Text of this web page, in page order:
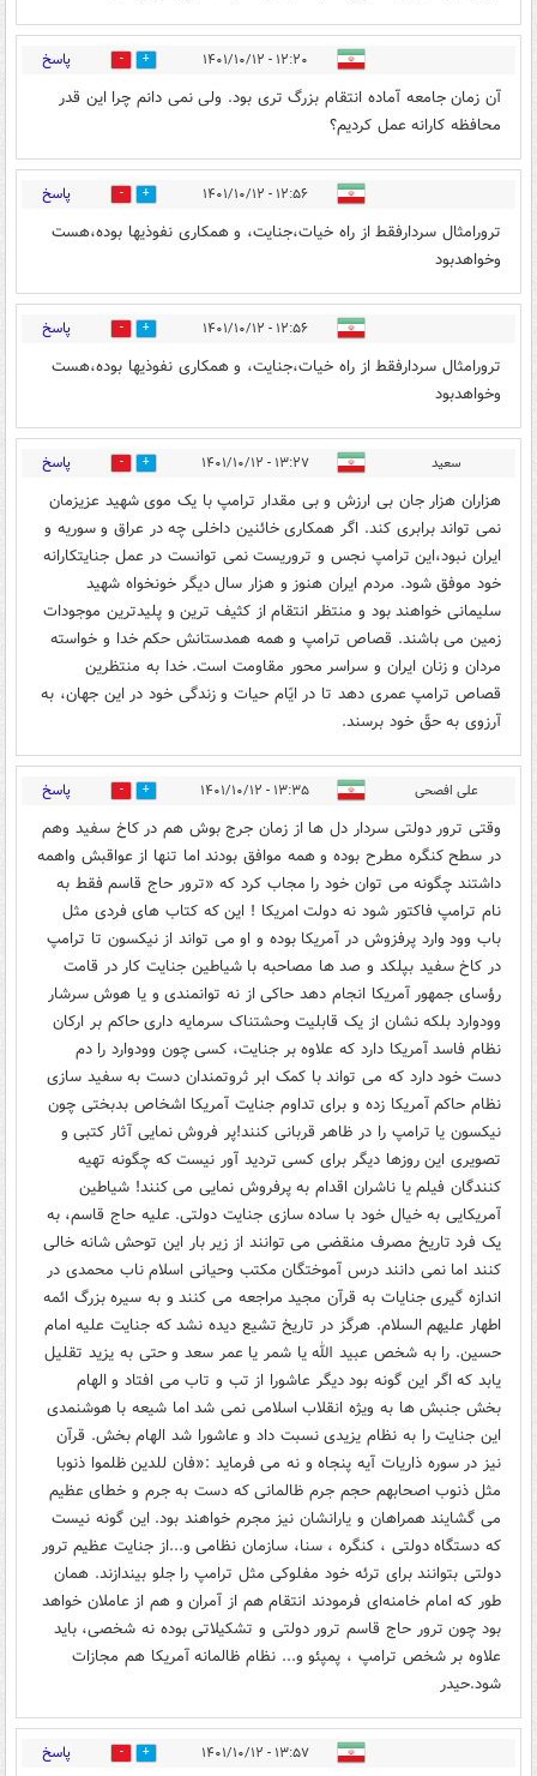
۱۲:۲۰ - ۱۴۰۱/۱۰/۱۲ 3 پاسخ
آن زمان جامعه آماده انتقام بزرگ تری بود. ولی نمی دانم چرا این قدر
محافظه کارانه عمل کردیم؟
۱۲:۵۶ - ۱۴۰۱/۱۰/۱۲ 2 پاسخ
ترورامثال سردارفقط از راه خیات،جنایت، و همکاری نفوذیها بوده،هست
وخواهدبود
۱۲:۵۶ - ۱۴۰۱/۱۰/۱۲ 2 پاسخ
ترورامثال سردارفقط از راه خیات،جنایت، و همکاری نفوذیها بوده،هست
وخواهدبود
سعید ۱۳:۲۷ - ۱۴۰۱/۱۰/۱۲ 0 پاسخ
هزاران هزار جان بی ارزش و بی مقدار ترامپ با یک موی شهید عزیزمان
نمی تواند برابری کند. اگر همکاری خائنین داخلی چه در عراق و سوریه و
ایران نبود،این ترامپ نجس و تروریست نمی توانست در عمل جنایتکارانه
خود موفق شود. مردم ایران هنوز و هزار سال دیگر خونخواه شهید
سلیمانی خواهند بود و منتظر انتقام از کثیف ترین و پلیدترین موجودات
زمین می باشند. قصاص ترامپ و همه همدستانش حکم خدا و خواسته
مردان و زنان ایران و سراسر محور مقاومت است. خدا به منتظرین
قصاص ترامپ عمری دهد تا در ایّام حیات و زندگی خود در این جهان، به
آرزوی به حقّ خود برسند.
علی افصحی ۱۳:۳۵ - ۱۴۰۱/۱۰/۱۲ 2 پاسخ
وقتی ترور دولتی سردار دل ها از زمان جرج بوش هم در کاخ سفید وهم
در سطح کنگره مطرح بوده و همه موافق بودند اما تنها از عواقبش واهمه
داشتند چگونه می توان خود را مجاب کرد که «ترور حاج قاسم فقط به
نام ترامپ فاکتور شود نه دولت امریکا ! این که کتاب های فردی مثل
باب وود وارد پرفزوش در آمریکا بوده و او می تواند از نیکسون تا ترامپ
در کاخ سفید بپلکد و صد ها مصاحبه با شیاطین جنایت کار در قامت
رؤسای جمهور آمریکا انجام دهد حاکی از نه توانمندی و یا هوش سرشار
وودوارد بلکه نشان از یک قابلیت وحشتناک سرمایه داری حاکم بر ارکان
نظام فاسد آمریکا دارد که علاوه بر جنایت، کسی چون وودوارد را دم
دست خود دارد که می تواند با کمک ابر ثروتمندان دست به سفید سازی
نظام حاکم آمریکا زده و برای تداوم جنایت آمریکا اشخاص بدبختی چون
نیکسون یا ترامپ را در ظاهر قربانی کنند!پر فروش نمایی آثار کتبی و
تصویری این روزها دیگر برای کسی تردید آور نیست که چگونه تهیه
کنندگان فیلم یا ناشران اقدام به پرفروش نمایی می کنند! شیاطین
آمریکایی به خیال خود با ساده سازی جنایت دولتی. علیه حاج قاسم، به
یک فرد تاریخ مصرف منقضی می توانند از زیر بار این توحش شانه خالی
کنند اما نمی دانند درس آموختگان مکتب وحیانی اسلام ناب محمدی در
اندازه گیری جنایات به قرآن مجید مراجعه می کنند و به سیره بزرگ ائمه
اطهار علیهم السلام. هرگز در تاریخ تشیع دیده نشد که جنایت علیه امام
حسین. را به شخص عبید الله یا شمر یا عمر سعد و حتی به یزید تقلیل
یابد که اگر این گونه بود دیگر عاشورا از تب و تاب می افتاد و الهام
بخش جنبش ها به ویژه انقلاب اسلامی نمی شد اما شیعه با هوشنمدی
این جنایت را به نظام یزیدی نسبت داد و عاشورا شد الهام بخش. قرآن
نیز در سوره ذاریات آیه پنجاه و نه می فرماید :«فان للدین ظلموا ذنوبا
مثل ذنوب اصحابهم حجم جرم ظالمانی که دست به جرم و خطای عظیم
می گشایند همراهان و یارانشان نیز مجرم خواهند بود. این گونه نیست
که دستگاه دولتی ، کنگره ، سنا، سازمان نظامی و...از جنایت عظیم ترور
دولتی بتوانند برای ترئه خود مفلوکی مثل ترامپ را جلو بیندازند. همان
طور که امام خامنه‌ای فرمودند انتقام هم از آمران و هم از عاملان خواهد
بود چون ترور حاج قاسم ترور دولتی و تشکیلاتی بوده نه شخصی، باید
علاوه بر شخص ترامپ ، پمپئو و... نظام ظالمانه آمریکا هم مجازات
شود.حیدر
۱۳:۵۷ - ۱۴۰۱/۱۰/۱۲ 3 پاسخ